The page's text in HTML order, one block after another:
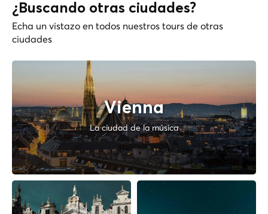
¿Buscando otras ciudades?
Echa un vistazo en todos nuestros tours de otras
ciudades
Vienna
La ciudad de la música